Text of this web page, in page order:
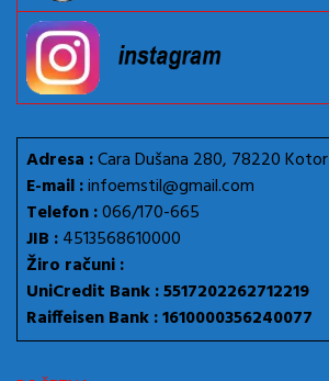
Adresa :Cara Dušana 280, 78220
E-mail :infoemstil@gmail.com
Telefon :066/170-665
JIB :4513568610000
Žiro računi :
UniCredit Bank : 5517202262712219
Raiffeisen Bank : 1610000356240077